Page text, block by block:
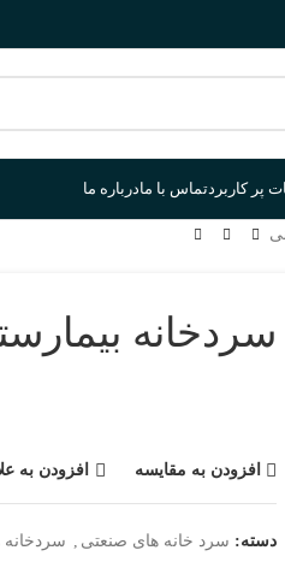
پر کاربردتماس با مادرباره ما
سردخانه
افزودن به مقایسه افزودن به
دسته: سرد خانه های صنعتی , سردخانه